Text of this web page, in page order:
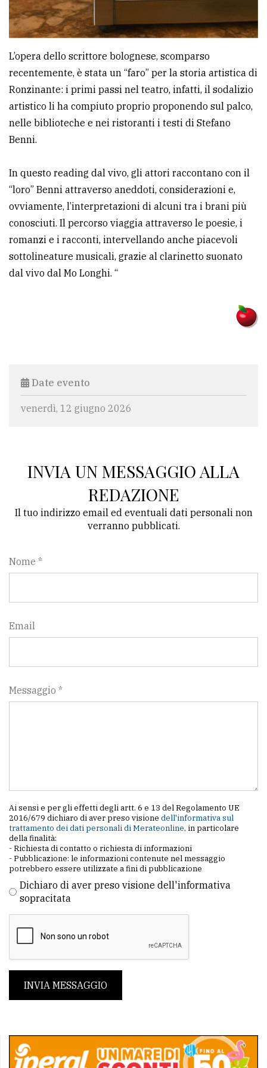
policy
L’opera dello scrittore bolognese, scomparso
recentemente, è stata un “faro” per la storia artistica di
Ronzinante: i primi passi nel teatro, infatti, il sodalizio
artistico li ha compiuto proprio proponendo sul palco,
nelle biblioteche e nei ristoranti i testi di Stefano
Benni.
In questo reading dal vivo, gli attori raccontano con il
“loro” Benni attraverso aneddoti, considerazioni e,
ovviamente, l’interpretazioni di alcuni tra i brani più
conosciuti. Il percorso viaggia attraverso le poesie, i
romanzi e i racconti, intervellando anche piacevoli
sottolineature musicali, grazie al clarinetto suonato
dal vivo dal Mo Longhi. “
Date evento
venerdì, 12 giugno 2026
INVIA UN MESSAGGIO ALLA
REDAZIONE
Il tuo indirizzo email ed eventuali dati personali non
verranno pubblicati.
Nome *
Email
Messaggio *
Ai sensi e per gli effetti degli artt. 6 e 13 del Regolamento UE
2016/679 dichiaro di aver preso visione dell'informativa sul
trattamento dei dati personali di Merateonline, in particolare
della finalità:
- Richiesta di contatto o richiesta di informazioni
- Pubblicazione: le informazioni contenute nel messaggio
potrebbero essere utilizzate a fini di pubblicazione
Dichiaro di aver preso visione dell'informativa
sopracitata
INVIA MESSAGGIO